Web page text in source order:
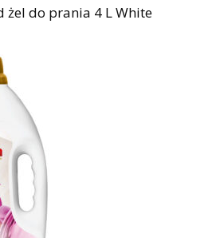
żel do prania 4 L White